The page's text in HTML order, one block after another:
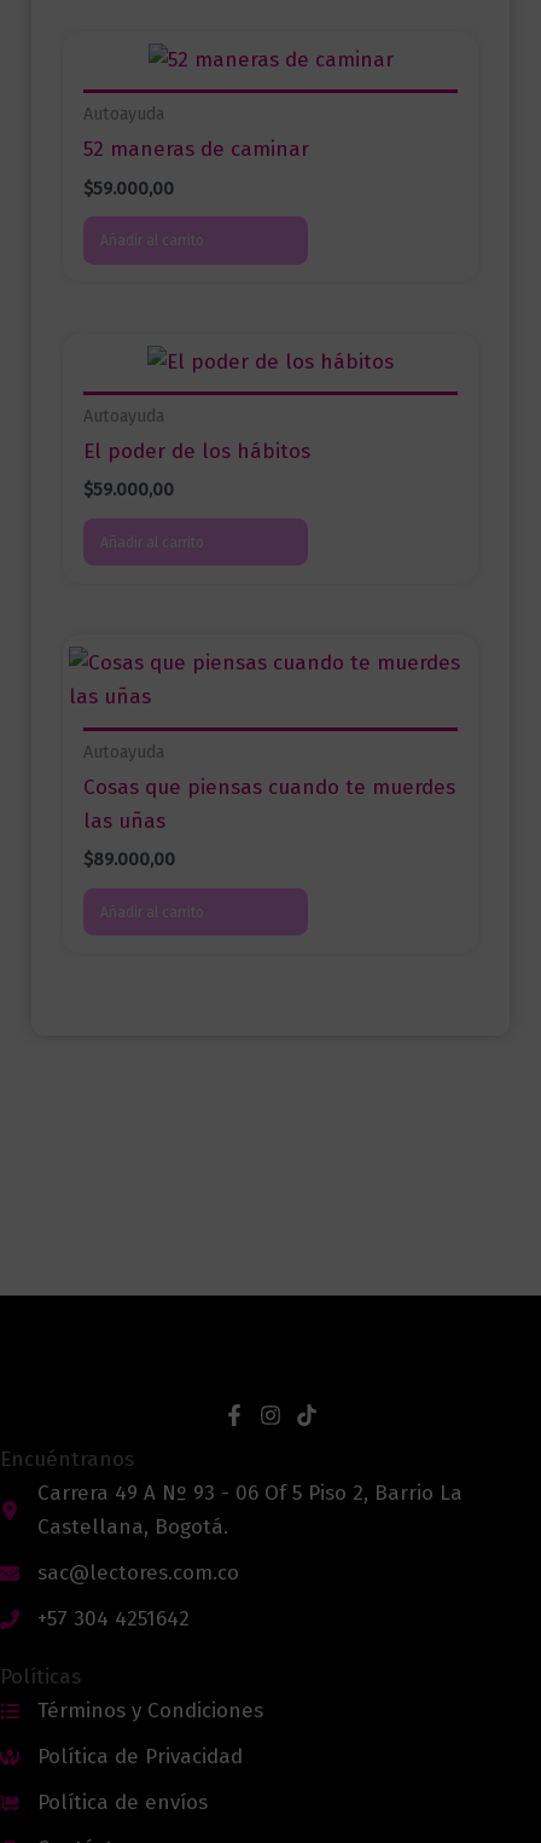
Autoayuda
52 maneras de caminar
$59.000,00
Añadir al carrito
Autoayuda
El poder de los hábitos
$59.000,00
Añadir al carrito
Autoayuda
Cosas que piensas cuando te muerdes
las uñas
$89.000,00
Añadir al carrito
Encuéntranos
Carrera 49 A Nº 93 - 06 Of 5 Piso 2, Barrio La
Castellana, Bogotá.
sac@lectores.com.co
+57 304 4251642
Políticas
Términos y Condiciones
Política de Privacidad
Política de envíos